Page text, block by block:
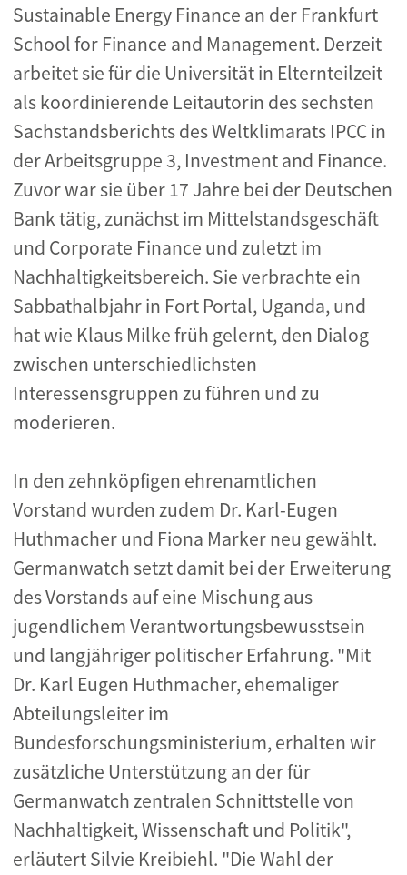
Sustainable Energy Finance an der Frankfurt
School for Finance and Management. Derzeit
arbeitet sie für die Universität in Elternteilzeit
als koordinierende Leitautorin des sechsten
Sachstandsberichts des Weltklimarats IPCC in
der Arbeitsgruppe 3, Investment and Finance.
Zuvor war sie über 17 Jahre bei der Deutschen
Bank tätig, zunächst im Mittelstandsgeschäft
und Corporate Finance und zuletzt im
Nachhaltigkeitsbereich. Sie verbrachte ein
Sabbathalbjahr in Fort Portal, Uganda, und
hat wie Klaus Milke früh gelernt, den Dialog
zwischen unterschiedlichsten
Interessensgruppen zu führen und zu
moderieren.
In den zehnköpfigen ehrenamtlichen
Vorstand wurden zudem Dr. Karl-Eugen
Huthmacher und Fiona Marker neu gewählt.
Germanwatch setzt damit bei der Erweiterung
des Vorstands auf eine Mischung aus
jugendlichem Verantwortungsbewusstsein
und langjähriger politischer Erfahrung. "Mit
Dr. Karl Eugen Huthmacher, ehemaliger
Abteilungsleiter im
Bundesforschungsministerium, erhalten wir
zusätzliche Unterstützung an der für
Germanwatch zentralen Schnittstelle von
Nachhaltigkeit, Wissenschaft und Politik",
erläutert Silvie Kreibiehl. "Die Wahl der